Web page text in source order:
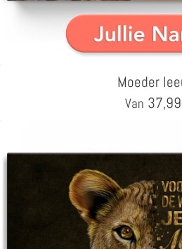
Moeder
Van 37,99